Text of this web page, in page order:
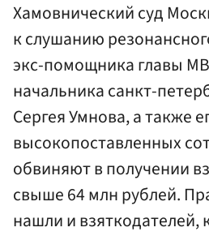
Хамовнический суд
к слушанию
экс-помощника главы
начальника санкт-
Сергея Умнова, а также
высокопоставленных
обвиняют в получении
свыше 64 млн рублей.
нашли и